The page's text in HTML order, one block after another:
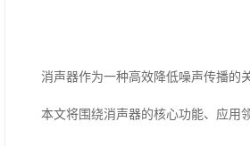
消声器作为一种高效降低噪声传播的
本文将围绕消声器的核心功能、应用